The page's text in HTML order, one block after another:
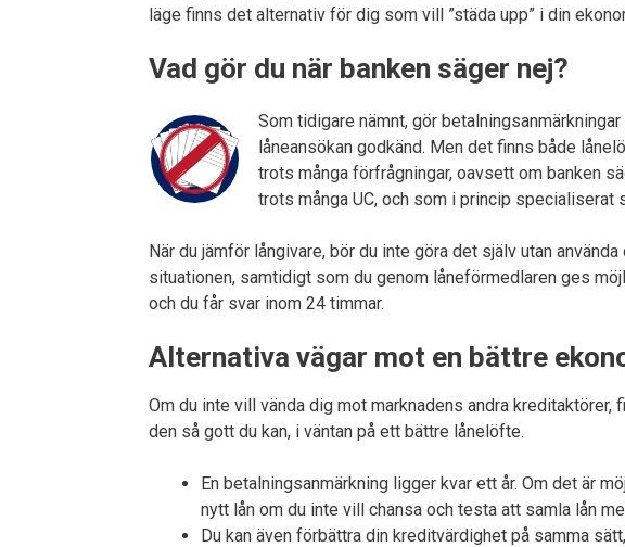
läge finns det alternativ för dig som vill ”städa upp” i din
Vad gör du när banken säger nej?
Som tidigare nämnt, gör
låneansökan godkänd. Men det finns både
trots många förfrågningar, oavsett om banken
trots många UC, och som i princip specialiserat
När du jämför långivare, bör du inte göra det själv utan
situationen, samtidigt som du genom låneförmedlaren ges
och du får svar inom 24 timmar.
Alternativa vägar mot en bättre
Om du inte vill vända dig mot marknadens andra
den så gott du kan, i väntan på ett bättre lånelöfte.
En betalningsanmärkning ligger kvar ett år. Om det är
nytt lån om du inte vill chansa och testa att samla lån
Du kan även förbättra din kreditvärdighet på samma